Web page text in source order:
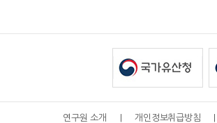
연구원 소개 개인정보취급방침